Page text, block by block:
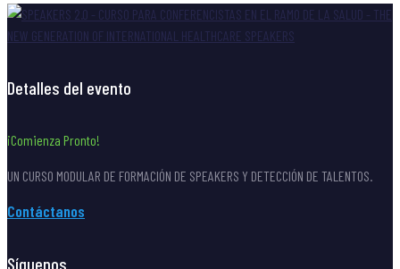
Detalles del evento
¡Comienza Pronto!
UN CURSO MODULAR DE FORMACIÓN DE SPEAKERS Y DETECCIÓN DE TALENTOS.
Contáctanos
Síguenos